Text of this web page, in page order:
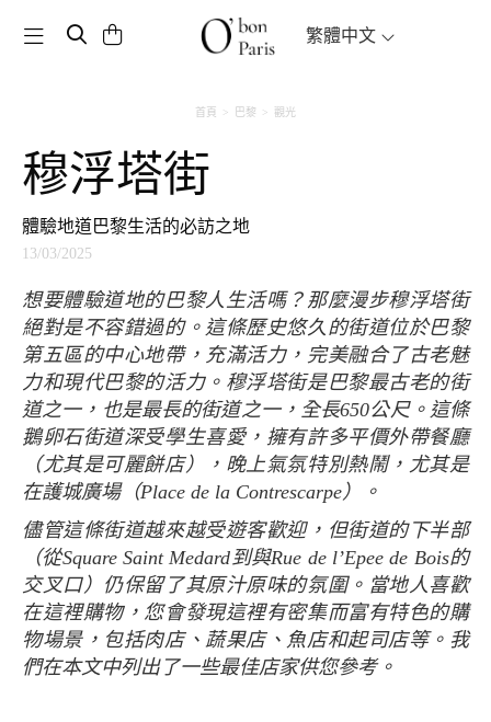
Toggle navigation 繁體中文
首頁 巴黎 觀光
穆浮塔街
體驗地道巴黎生活的必訪之地
13/03/2025
想要體驗道地的巴黎人生活嗎？那麼漫步穆浮塔街
絕對是不容錯過的。這條歷史悠久的街道位於巴黎
第五區的中心地帶，充滿活力，完美融合了古老魅
力和現代巴黎的活力。穆浮塔街是巴黎最古老的街
道之一，也是最長的街道之一，全長650公尺。這條
鵝卵石街道深受學生喜愛，擁有許多平價外帶餐廳
（尤其是可麗餅店），晚上氣氛特別熱鬧，尤其是
在護城廣場（Place de la Contrescarpe）。
儘管這條街道越來越受遊客歡迎，但街道的下半部
（從Square Saint Medard到與Rue de l’Epee de Bois的
交叉口）仍保留了其原汁原味的氛圍。當地人喜歡
在這裡購物，您會發現這裡有密集而富有特色的購
物場景，包括肉店、蔬果店、魚店和起司店等。我
們在本文中列出了一些最佳店家供您參考。